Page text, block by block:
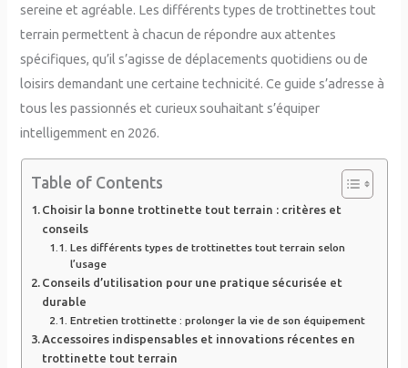
sereine et agréable. Les différents types de trottinettes tout
terrain permettent à chacun de répondre aux attentes
spécifiques, qu’il s’agisse de déplacements quotidiens ou de
loisirs demandant une certaine technicité. Ce guide s’adresse à
tous les passionnés et curieux souhaitant s’équiper
intelligemment en 2026.
Table of Contents
Choisir la bonne trottinette tout terrain : critères et
conseils
Les différents types de trottinettes tout terrain selon
l’usage
Conseils d’utilisation pour une pratique sécurisée et
durable
Entretien trottinette : prolonger la vie de son équipement
Accessoires indispensables et innovations récentes en
trottinette tout terrain